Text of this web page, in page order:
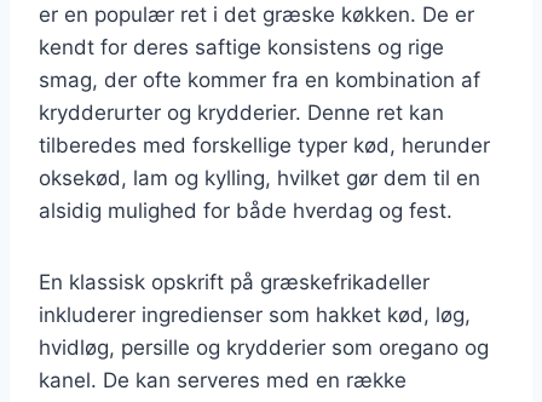
er en populær ret i det græske køkken. De er
kendt for deres saftige konsistens og rige
smag, der ofte kommer fra en kombination af
krydderurter og krydderier. Denne ret kan
tilberedes med forskellige typer kød, herunder
oksekød, lam og kylling, hvilket gør dem til en
alsidig mulighed for både hverdag og fest.
En klassisk opskrift på græskefrikadeller
inkluderer ingredienser som hakket kød, løg,
hvidløg, persille og krydderier som oregano og
kanel. De kan serveres med en række